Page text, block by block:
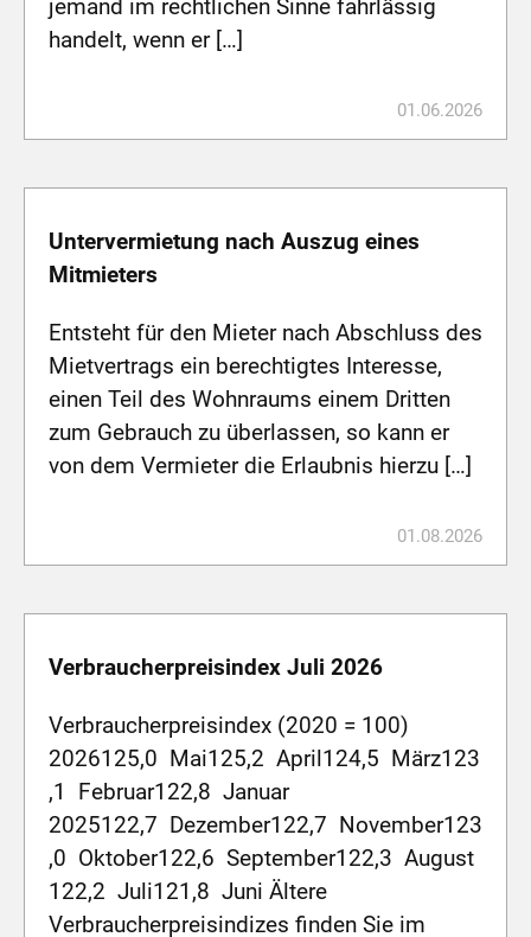
jemand im rechtlichen Sinne fahrlässig
handelt, wenn er […]
01.06.2026
Untervermietung nach Auszug eines
Mitmieters
Entsteht für den Mieter nach Abschluss des
Mietvertrags ein berechtigtes Interesse,
einen Teil des Wohnraums einem Dritten
zum Gebrauch zu überlassen, so kann er
von dem Vermieter die Erlaubnis hierzu […]
01.08.2026
Verbraucherpreisindex Juli 2026
Verbraucherpreisindex (2020 = 100)
2026125,0 Mai125,2 April124,5 März123
,1 Februar122,8 Januar
2025122,7 Dezember122,7 November123
,0 Oktober122,6 September122,3 August
122,2 Juli121,8 Juni Ältere
Verbraucherpreisindizes finden Sie im